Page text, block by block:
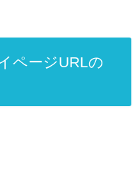
ページURLの